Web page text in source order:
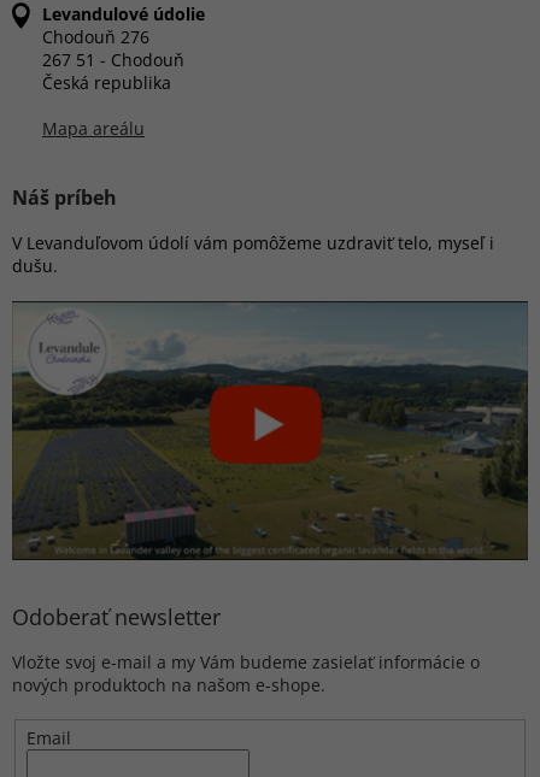
Levandulové údolie
Chodouň 276
267 51 - Chodouň
Česká republika
Mapa areálu
Náš príbeh
V Levanduľovom údolí vám pomôžeme uzdraviť telo, myseľ i
dušu.
Odoberať newsletter
Vložte svoj e-mail a my Vám budeme zasielať informácie o
nových produktoch na našom e-shope.
Email